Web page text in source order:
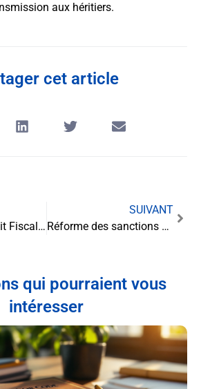
aux héritiers.
cet article
Évolution du Droit Fiscal en 2025 : Nouvelles Règles, Nouveaux Défis
SUIVANT
Réforme des sanctions pénales : le nouveau paysage de la répression de la délinquance
qui pourraient vous
intéresser